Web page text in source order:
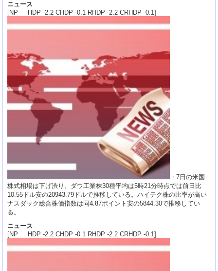
ニュース
[NP HDP -2.2 CHDP -0.1 RHDP -2.2 CRHDP -0.1]
・7日の米国
株式相場は下げ渋り。ダウ工業株30種平均は5時21分時点では前日比
10.55ドル安の20943.79ドルで推移している。ハイテク株の比率が高い
ナスダック総合株価指数は同4.87ポイント安の5844.30で推移してい
る。
ニュース
[NP HDP -2.2 CHDP -0.1 RHDP -2.2 CRHDP -0.1]